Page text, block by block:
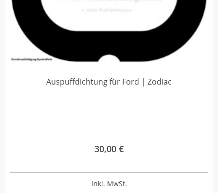
Auspuffdichtung für Ford | Zodiac
30,00 €
inkl. MwSt.